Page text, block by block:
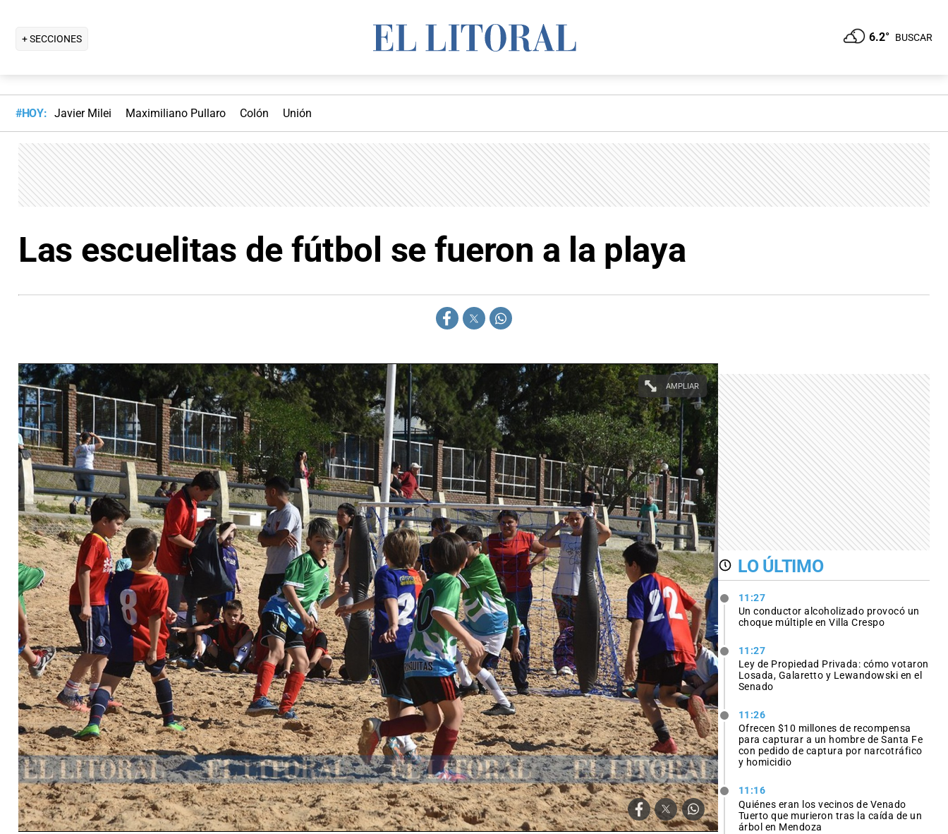
+ SECCIONES 6.2° BUSCAR
#HOY: Javier Milei Maximiliano Pullaro Colón Unión
Las escuelitas de fútbol se fueron a la playa
AMPLIAR
LO ÚLTIMO
11:27
Un conductor alcoholizado provocó un
choque múltiple en Villa Crespo
11:27
Ley de Propiedad Privada: cómo votaron
Losada, Galaretto y Lewandowski en el
Senado
11:26
Ofrecen $10 millones de recompensa
para capturar a un hombre de Santa Fe
con pedido de captura por narcotráfico
y homicidio
11:16
Quiénes eran los vecinos de Venado
Tuerto que murieron tras la caída de un
árbol en Mendoza